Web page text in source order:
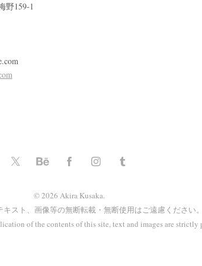
野159-1
© 2026 Akira Kusaka.
スト、画像等の無断転載・無断使用はご遠慮ください。
of the contents of this site, text and images are strictly